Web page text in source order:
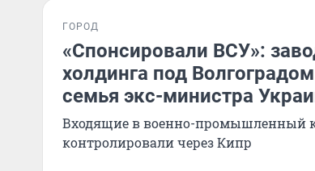
ГОРОД
«Спонсировали ВСУ»:
холдинга под
семья экс-министра
Входящие в военно-промышленный
контролировали через Кипр